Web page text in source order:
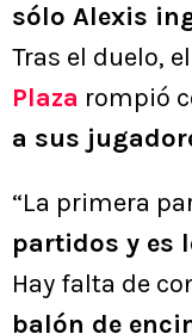
sólo Alexis
Tras el duelo,
Plaza rompió
a sus
“La primera
partidos y es
Hay falta de
balón de